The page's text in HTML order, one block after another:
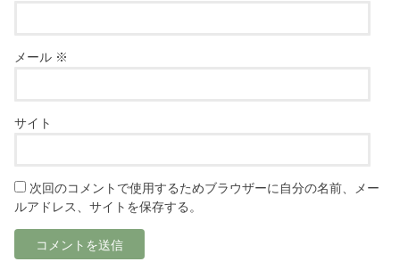
メール ※
サイト
次回のコメントで使用するためブラウザーに自分の名前、メー
ルアドレス、サイトを保存する。